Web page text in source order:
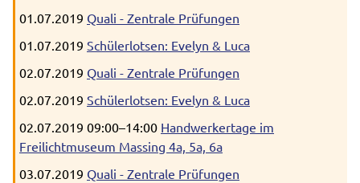
01.07.2019 Quali - Zentrale Prüfungen
01.07.2019 Schülerlotsen: Evelyn & Luca
02.07.2019 Quali - Zentrale Prüfungen
02.07.2019 Schülerlotsen: Evelyn & Luca
02.07.2019 09:00–14:00 Handwerkertage im
Freilichtmuseum Massing 4a, 5a, 6a
03.07.2019 Quali - Zentrale Prüfungen